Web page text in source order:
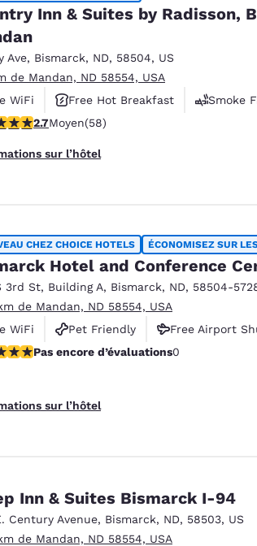
Inn & Suites by Radisson,
Ave, Bismarck, ND, 58504, US
de Mandan, ND 58554, USA
WiFi
Free Hot Breakfast
Smoke
Moyen. 58 commentaires
2.7Moyen(58)
sur l’hôtel
CHEZ CHOICE HOTELS ÉCONOMISEZ SUR
Hotel and Conference
3rd St, Building A, Bismarck, ND, 58504-
de Mandan, ND 58554, USA
WiFi
Pet Friendly
Free Airport
d’évaluations
Pas encore d’évaluations0
sur l’hôtel
Inn & Suites Bismarck I-94
Century Avenue, Bismarck, ND, 58503, US
de Mandan, ND 58554, USA